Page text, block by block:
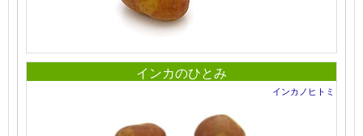
インカのひとみ
インカノヒトミ